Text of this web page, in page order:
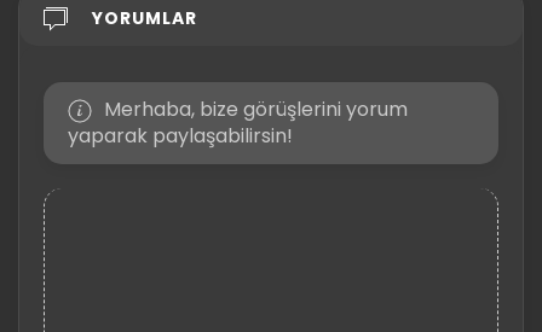
YORUMLAR
Merhaba, bize görüşlerini yorum
yaparak paylaşabilirsin!